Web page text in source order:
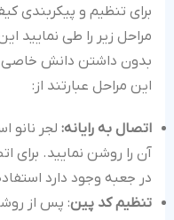
مراحل زیر را طی نمایید
بدون داشتن دانش خاصی می
این مراحل عبارتند از:
اتصال به رایانه: لجر نانو
در جعبه وجود دارد
تنظیم کد پین: پس از